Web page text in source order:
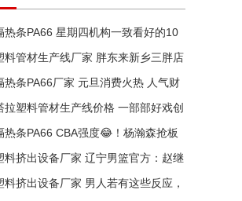
热条PA66 星期四机构一致看好的10
料管材生产线厂家 胖东来新乡三胖店
热条PA66厂家 元旦消费火热 人气财
拉塑料管材生产线价格 一部部好戏创
热条PA66 CBA强度😂！杨瀚森抢板
料挤出设备厂家 辽宁男篮官方：赵继
料挤出设备厂家 男人若有这些反应，